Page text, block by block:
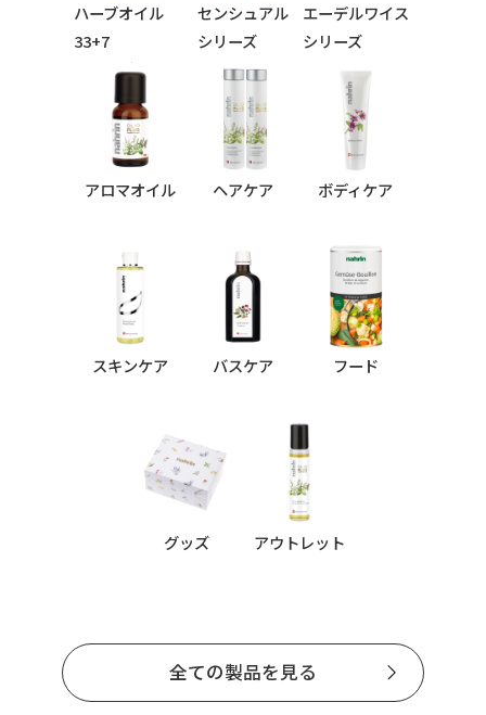
ハーブオイル
33+7
シリーズ
センシュアル
シリーズ
エーデルワイス
シリーズ
アロマオイル ヘアケア ボディケア
スキンケア バスケア フード
グッズ アウトレット
全ての製品を見る